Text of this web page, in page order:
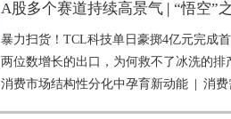
A股多个赛道持续高景气 | “悟空”
暴力扫货！TCL科技单日豪掷4亿元完成
两位数增长的出口，为何救不了冰洗的排
消费市场结构性分化中孕育新动能
消费